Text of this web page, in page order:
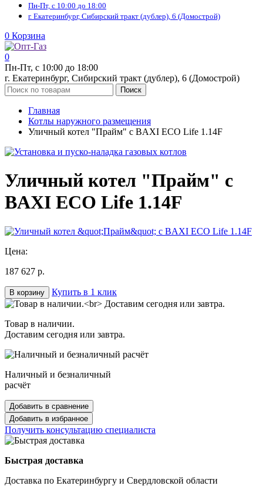
Пн-Пт, с 10:00 до 18:00
г. Екатеринбург, Сибирский тракт (дублер), 6 (Домострой)
0 Корзина
0
Пн-Пт, с 10:00 до 18:00
г. Екатеринбург, Сибирский тракт (дублер), 6 (Домострой)
Поиск
Главная
Котлы наружного размещения
Уличный котел "Прайм" с BAXI ECO Life 1.14F
Уличный котел "Прайм" с
BAXI ECO Life 1.14F
Цена:
187 627 р.
В корзину Купить в 1 клик
Товар в наличии.
Доставим сегодня или завтра.
Наличный и безналичный
расчёт
Добавить в сравнение
Добавить в избранное
Получить консультацию специалиста
Быстрая доставка
Доставка по Екатеринбургу и Свердловской области